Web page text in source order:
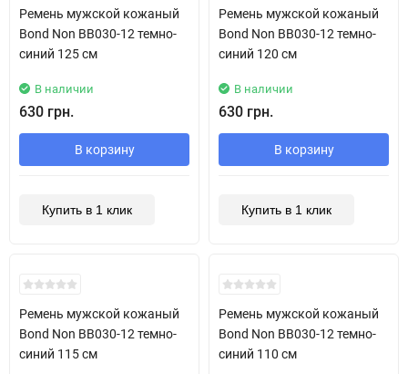
Ремень мужской кожаный
Bond Non BB030-12 темно-
синий 125 см
В наличии
630 грн.
В корзину
Купить в 1 клик
Ремень мужской кожаный
Bond Non BB030-12 темно-
синий 120 см
В наличии
630 грн.
В корзину
Купить в 1 клик
New!
Ремень мужской кожаный
Bond Non BB030-12 темно-
синий 115 см
New!
Ремень мужской кожаный
Bond Non BB030-12 темно-
синий 110 см